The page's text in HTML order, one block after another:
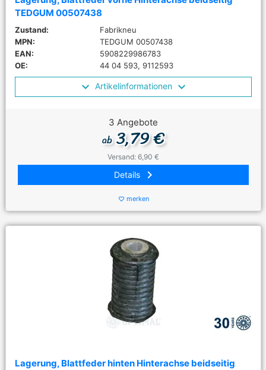
TEDGUM 00507438
Zustand:
Fabrikneu
MPN:
TEDGUM 00507438
EAN:
5908229986783
OE:
44 04 593, 9112593
Artikelinformationen
3 Angebote
ab3,79 €
Versand: 6,90 €
Details keyboard_arrow_right
favorite_border merken
Lagerung, Blattfeder hinten Hinterachse beidseitig